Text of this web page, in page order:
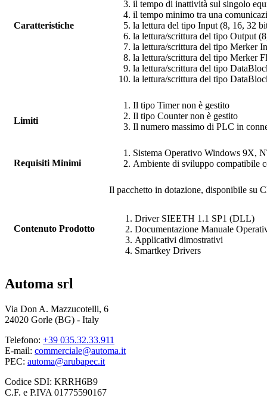
Caratteristiche
il tempo di inattività sul singolo
il tempo minimo tra una
la lettura del tipo Input (8, 16, 32
la lettura/scrittura del tipo Output
la lettura/scrittura del tipo Merker
la lettura/scrittura del tipo Merker
la lettura/scrittura del tipo
la lettura/scrittura del tipo
Limiti
Il tipo Timer non è gestito
Il tipo Counter non è gestito
Il numero massimo di PLC in
Requisiti Minimi
Sistema Operativo Windows 9X,
Ambiente di sviluppo compatibile
Contenuto Prodotto
Il pacchetto in dotazione, disponibile su
Driver SIEETH 1.1 SP1 (DLL)
Documentazione Manuale
Applicativi dimostrativi
Smartkey Drivers
Automa srl
Via Don A. Mazzucotelli, 6
24020 Gorle (BG) - Italy
Telefono: +39 035.32.33.911
E-mail: commerciale@automa.it
PEC: automa@arubapec.it
Codice SDI: KRRH6B9
C.F. e P.IVA 01775590167